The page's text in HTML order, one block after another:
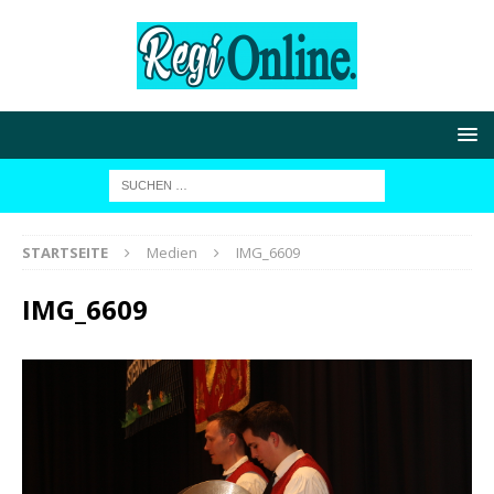
STARTSEITE Medien IMG_6609
IMG_6609